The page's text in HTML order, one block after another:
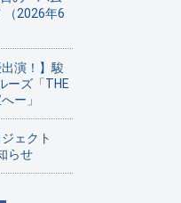
（2026年6
演！】駿
ーズ「THE
ー」
ェクト
らせ